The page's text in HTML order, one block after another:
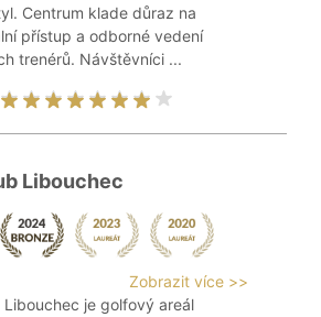
Centrum klade důraz na
přístup a odborné vedení
trenérů. Návštěvníci ...
Libouchec
Zobrazit více >>
Libouchec je golfový areál